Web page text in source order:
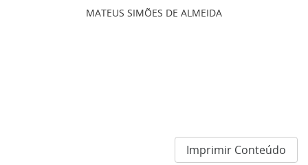
MATEUS SIMÕES DE ALMEIDA
Imprimir Conteúdo